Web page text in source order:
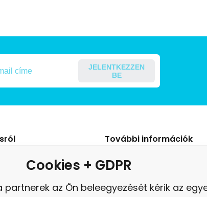
JELENTKEZZEN
BE
védelme
További információk
panasz
Felülvizsgálat
Cookies + GDPR
partnerek az Ön beleegyezését kérik az